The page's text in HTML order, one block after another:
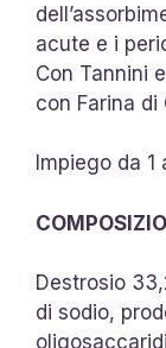
acute e i
Con Tannini
con Farina di
Impiego da 1
Destrosio
di sodio,